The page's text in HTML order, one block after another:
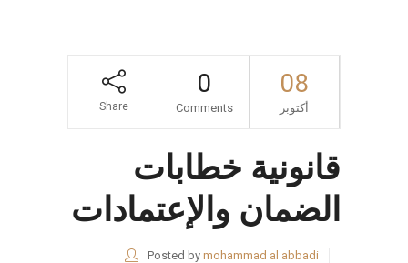
08
أكتوبر
0
Comments
Share
قانونية خطابات
الضمان والإعتمادات
Posted by mohammad al abbadi